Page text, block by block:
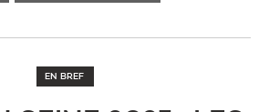
EN BREF